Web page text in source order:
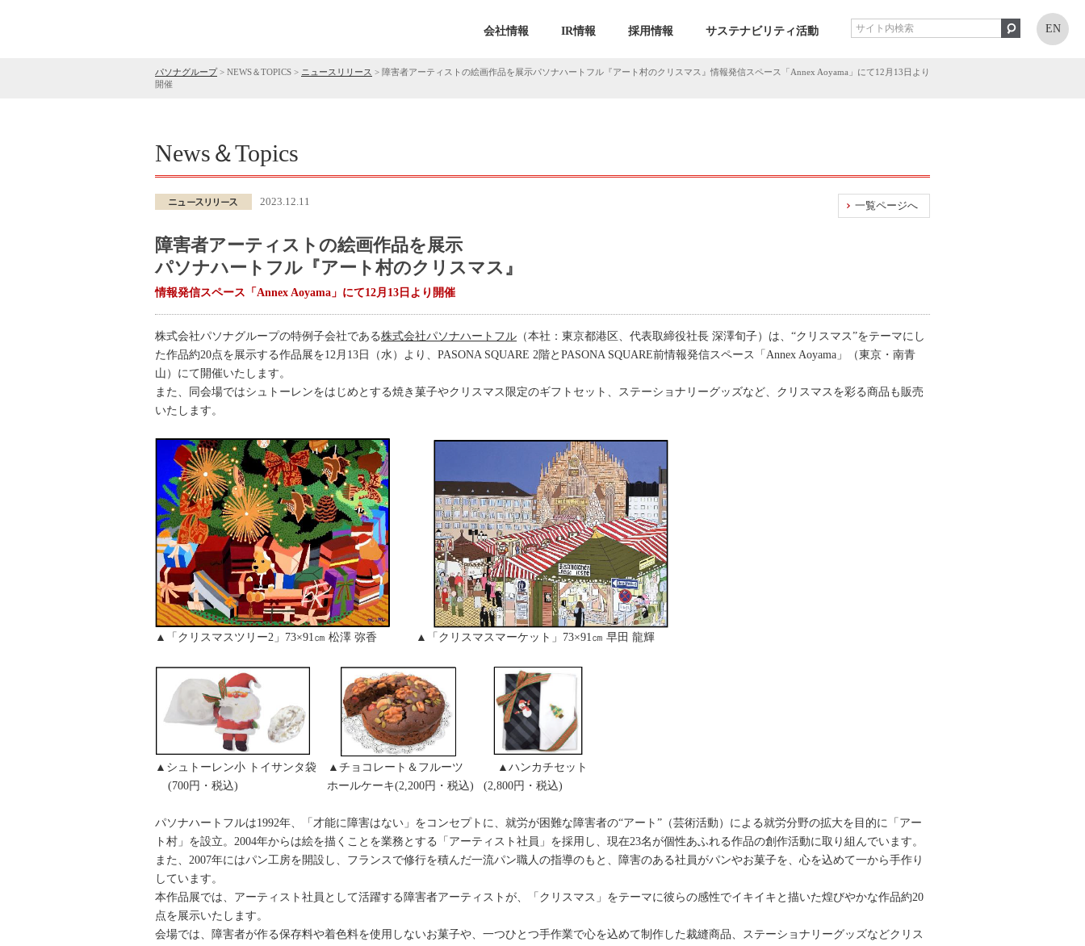
会社情報 IR情報 採用情報 サステナビリティ活動 EN
パソナグループ> NEWS＆TOPICS > ニュースリリース > 障害者アーティストの絵画作品を展示パソナハートフル『アート村のクリスマス』情報発信スペース「Annex Aoyama」にて12月13日より
開催
News＆Topics
一覧ページへ
2023.12.11
障害者アーティストの絵画作品を展示
パソナハートフル『アート村のクリスマス』
情報発信スペース「Annex Aoyama」にて12月13日より開催
株式会社パソナグループの特例子会社である株式会社パソナハートフル （本社：東京都港区、代表取締役社長 深澤旬子）は、“クリスマス”をテーマにし
た作品約20点を展示する作品展を12月13日（水）より、PASONA SQUARE 2階とPASONA SQUARE前情報発信スペース「Annex Aoyama」（東京・南青
山）にて開催いたします。
また、同会場ではシュトーレンをはじめとする焼き菓子やクリスマス限定のギフトセット、ステーショナリーグッズなど、クリスマスを彩る商品も販売
いたします。
▲「クリスマスツリー2」73×91㎝ 松澤 弥香 ▲「クリスマスマーケット」73×91㎝ 早田 龍輝
▲シュトーレン小 トイサンタ袋 ▲チョコレート＆フルーツ ▲ハンカチセット
(700円・税込) ホールケーキ(2,200円・税込) (2,800円・税込)
パソナハートフルは1992年、「才能に障害はない」をコンセプトに、就労が困難な障害者の“アート”（芸術活動）による就労分野の拡大を目的に「アー
ト村」を設立。2004年からは絵を描くことを業務とする「アーティスト社員」を採用し、現在23名が個性あふれる作品の創作活動に取り組んでいます。
また、2007年にはパン工房を開設し、フランスで修行を積んだ一流パン職人の指導のもと、障害のある社員がパンやお菓子を、心を込めて一から手作り
しています。
本作品展では、アーティスト社員として活躍する障害者アーティストが、「クリスマス」をテーマに彼らの感性でイキイキと描いた煌びやかな作品約20
点を展示いたします。
会場では、障害者が作る保存料や着色料を使用しないお菓子や、一つひとつ手作業で心を込めて制作した裁縫商品、ステーショナリーグッズなどクリス